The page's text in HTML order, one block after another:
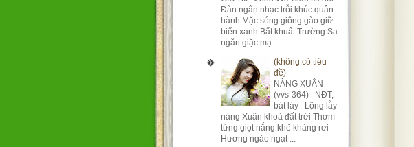
Đàn ngân nhạc trỗi khúc quân
hành Mặc sóng giông gào giữ
biển xanh Bất khuất Trường Sa
ngăn giặc mạ...
(không có tiêu
đề)
NÀNG XUÂN
(vvs-364) NĐT,
bát láy Lộng lẫy
nàng Xuân khoả đất trời Thơm
từng giọt nắng khẽ khàng rơi
Hương ngào ngạt ...